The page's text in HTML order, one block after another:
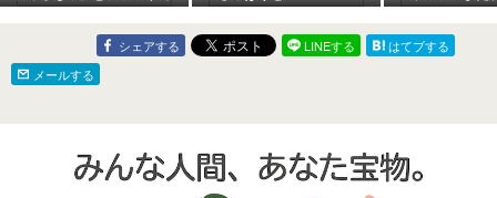
策 方が勝ち！と
と。
シェアする LINEする
はてブする
メールする